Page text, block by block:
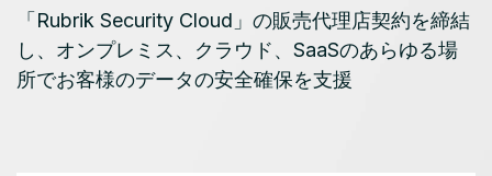
「Rubrik Security Cloud」の販売代理店契約を締結
し、オンプレミス、クラウド、SaaSのあらゆる場
所でお客様のデータの安全確保を支援